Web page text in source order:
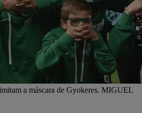
a máscara de Gyokeres. MIGUEL